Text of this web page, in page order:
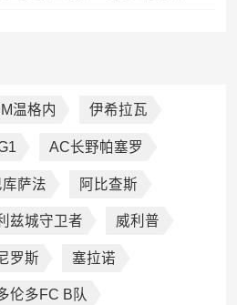
温格内 伊希拉瓦
AC长野帕塞罗
库萨法 阿比查斯
兹城守卫者 威利普
罗斯 塞拉诺
伦多FC B队